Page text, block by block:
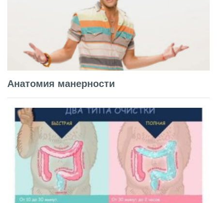
Анатомия манерности